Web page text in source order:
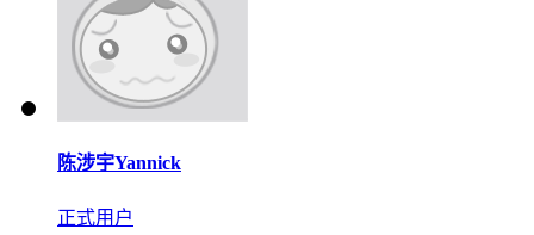
陈涉宇Yannick
正式用户